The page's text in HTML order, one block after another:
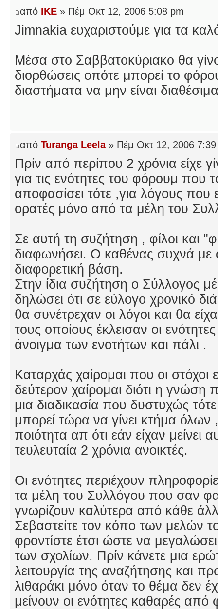
από IKE » Πέμ Οκτ 12, 2006 5:08 pm
Jimnakia ευχαριστούμε για τα
Μέσα στο Σαββατοκύριακο θα
διορθώσεις οπότε μπορεί το
διαστήματα να μην είναι
από Turanga Leela» Πέμ Οκτ 12, 2006 7:39
Πρίν από περίπου 2 χρόνια είχε
για τις ενότητες του φόρουμ που
αποφασίσει τότε ,για λόγους που
ορατές μόνο από τα μέλη του
Σε αυτή τη συζήτηση , φίλοι και
διαφωνήσει. Ο καθένας συχνά με
διαφορετική βάση.
Στην ίδια συζήτηση ο Σύλλογος
δηλώσει ότι σε εύλογο χρονικό
θα συνέτρεχαν οι λόγοι και θα
τους οποίους έκλεισαν οι
άνοιγμα των ενοτήτων και πάλι .
Καταρχάς χαίρομαι που οι στόχοι
δεύτερον χαίρομαι διότι η
μια διαδικασία που δυστυχώς
μπορεί τώρα να γίνει κτήμα
ποιότητα απ ότι εάν είχαν μείνει
τευλευταία 2 χρόνια ανοικτές.
Οι ενότητες περιέχουν
τα μέλη του Συλλόγου που σαν
γνωρίζουν καλύτερα από κάθε
Σεβαστείτε τον κόπο των μελών
φροντίστε έτσι ώστε να
των σχολίων. Πρίν κάνετε μια
λειτουργία της αναζήτησης και
λιθαράκι μόνο όταν το θέμα δεν
μείνουν οι ενότητες καθαρές από